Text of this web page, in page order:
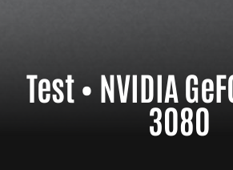
Test • NVIDIA
3080